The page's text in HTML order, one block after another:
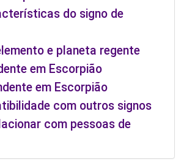
do signo de
e planeta regente
em Escorpião
em Escorpião
com outros signos
com pessoas de